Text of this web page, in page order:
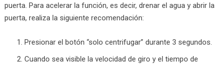
puerta. Para acelerar la función, es decir, drenar el agua y abrir la
puerta, realiza la siguiente recomendación:
Presionar el botón “solo centrifugar” durante 3 segundos.
Cuando sea visible la velocidad de giro y el tiempo de